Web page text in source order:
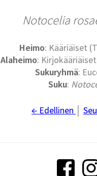
Notocelia
Heimo: Kääriäiset
Alaheimo:
Sukuryhmä:
Suku:
← Edellinen